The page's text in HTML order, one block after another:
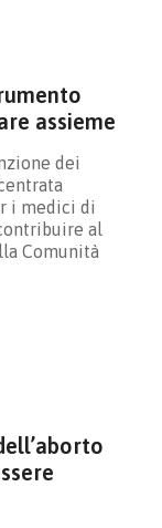
assieme
dei
i medici di
al
Comunità